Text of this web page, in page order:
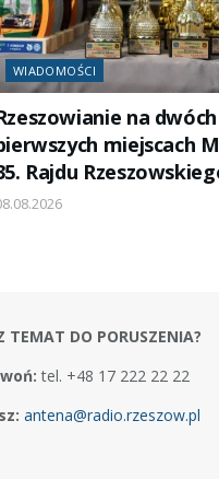
WIADOMOŚCI
na dwóch
miejscach
Rajdu
TEMAT DO PORUSZENIA?
tel. +48 17 222 22 22
antena@radio.rzeszow.pl